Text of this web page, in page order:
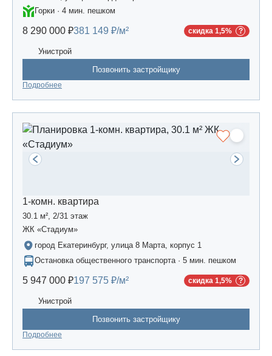
Горки · 4 мин. пешком
8 290 000 ₽381 149 ₽/м² скидка 1,5%
Унистрой
Позвонить застройщику
Подробнее
1-комн. квартира
30.1 м², 2/31 этаж
ЖК «Стадиум»
город Екатеринбург, улица 8 Марта, корпус 1
Остановка общественного транспорта · 5 мин. пешком
5 947 000 ₽197 575 ₽/м² скидка 1,5%
Унистрой
Позвонить застройщику
Подробнее